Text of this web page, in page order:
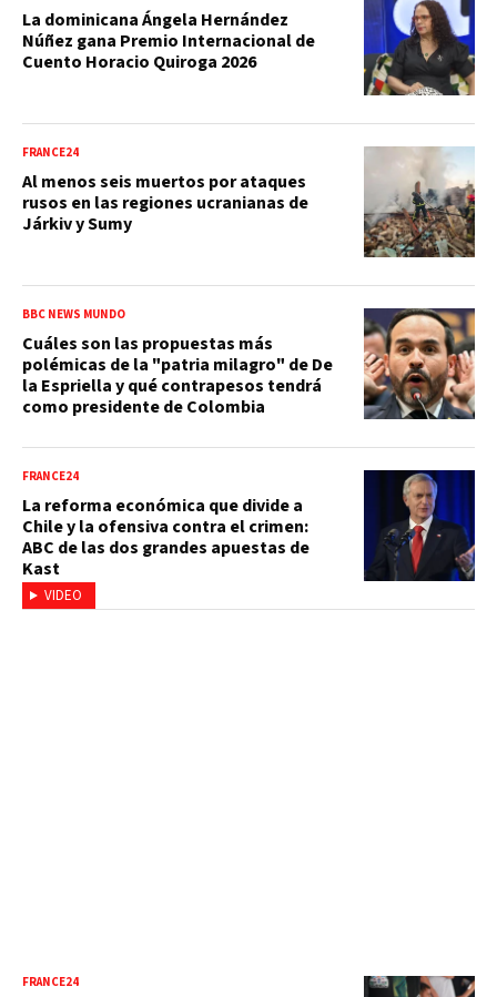
La dominicana Ángela Hernández
Núñez gana Premio Internacional de
Cuento Horacio Quiroga 2026
FRANCE24
Al menos seis muertos por ataques
rusos en las regiones ucranianas de
Járkiv y Sumy
BBC NEWS MUNDO
Cuáles son las propuestas más
polémicas de la "patria milagro" de De
la Espriella y qué contrapesos tendrá
como presidente de Colombia
VIDEO
FRANCE24
La reforma económica que divide a
Chile y la ofensiva contra el crimen:
ABC de las dos grandes apuestas de
Kast
FRANCE24